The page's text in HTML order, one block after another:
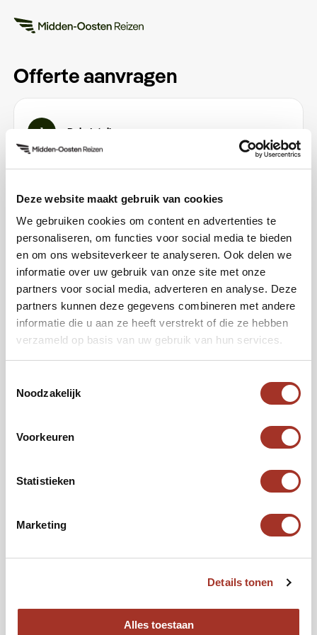
Deze website maakt gebruik van cookies
We gebruiken cookies om content en advertenties te
personaliseren, om functies voor social media te bieden
en om ons websiteverkeer te analyseren. Ook delen we
informatie over uw gebruik van onze site met onze
partners voor social media, adverteren en analyse. Deze
partners kunnen deze gegevens combineren met andere
informatie die u aan ze heeft verstrekt of die ze hebben
verzameld op basis van uw gebruik van hun services.
Noodzakelijk
Voorkeuren
Statistieken
Marketing
Details tonen
Alles toestaan
Offerte aanvragen
1 Reisdetails
Email
Vertrekdatum
Datum kiezen
Flexibel
Het totaal aantal
€2.000
Volgende